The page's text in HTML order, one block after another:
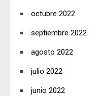
octubre 2022
septiembre 2022
agosto 2022
julio 2022
junio 2022